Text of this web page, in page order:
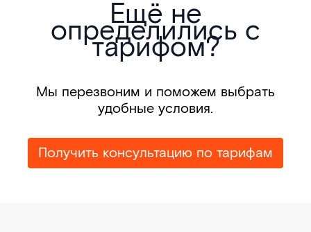
Ещё не
определились с
тарифом?
Мы перезвоним и поможем выбрать
удобные условия.
Получить консультацию по тарифам